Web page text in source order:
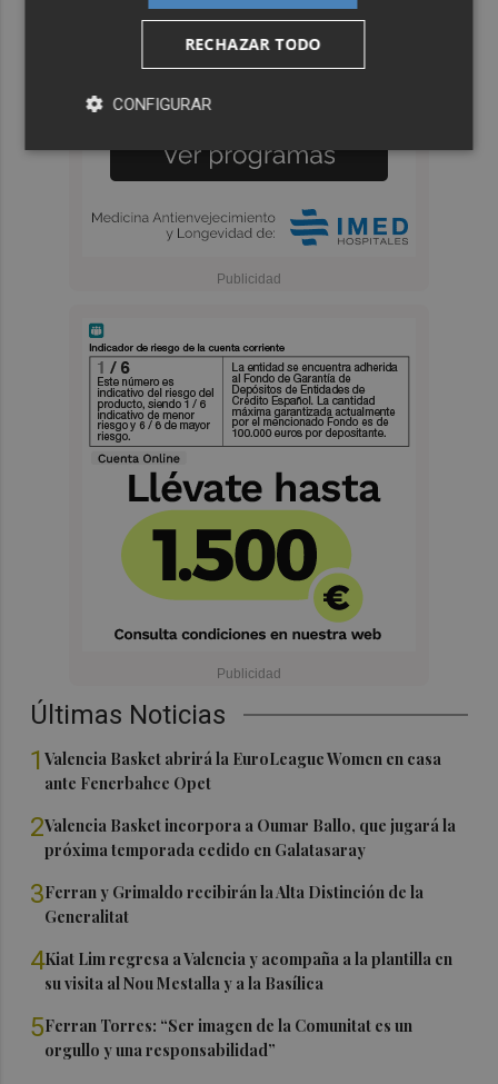
Últimas Noticias
1Valencia Basket abrirá la EuroLeague Women en casa
ante Fenerbahce Opet
2Valencia Basket incorpora a Oumar Ballo, que jugará la
próxima temporada cedido en Galatasaray
3Ferran y Grimaldo recibirán la Alta Distinción de la
Generalitat
4Kiat Lim regresa a Valencia y acompaña a la plantilla en
su visita al Nou Mestalla y a la Basílica
5Ferran Torres: “Ser imagen de la Comunitat es un
orgullo y una responsabilidad”
RECHAZAR TODO
CONFIGURAR